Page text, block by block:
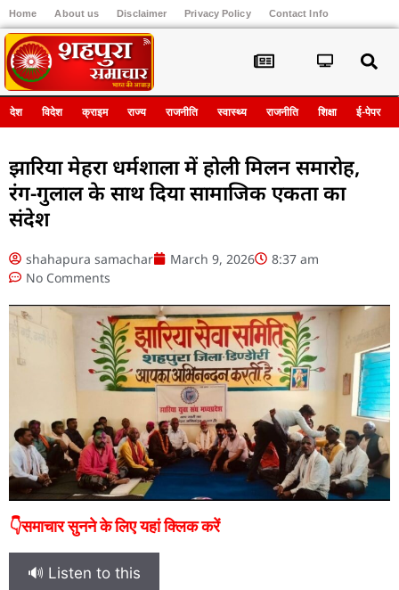
Home About us Disclaimer Privacy Policy Contact Info
देश विदेश क्राइम राज्य राजनीति स्वास्थ्य राजनीति शिक्षा ई-पेपर
झारिया मेहरा धर्मशाला में होली मिलन समारोह,
रंग-गुलाल के साथ दिया सामाजिक एकता का
संदेश
shahapura samachar March 9, 2026
8:37 am
No Comments
👇समाचार सुनने के लिए यहां क्लिक करें
🔊 Listen to this